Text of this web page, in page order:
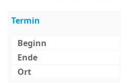
Termin
Beginn
Ende
Ort